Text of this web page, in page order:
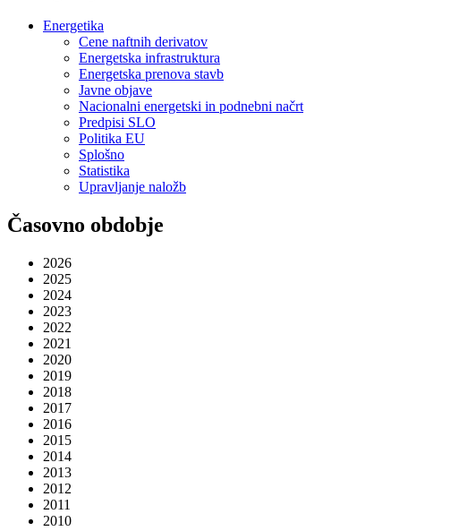
Energetika
Cene naftnih derivatov
Energetska infrastruktura
Energetska prenova stavb
Javne objave
Nacionalni energetski in podnebni načrt
Predpisi SLO
Politika EU
Splošno
Statistika
Upravljanje naložb
Časovno obdobje
2026
2025
2024
2023
2022
2021
2020
2019
2018
2017
2016
2015
2014
2013
2012
2011
2010